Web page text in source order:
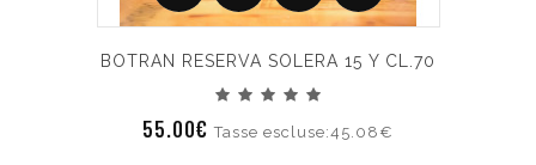
BOTRAN RESERVA SOLERA 15 Y CL.70
55.00€Tasse escluse:45.08€